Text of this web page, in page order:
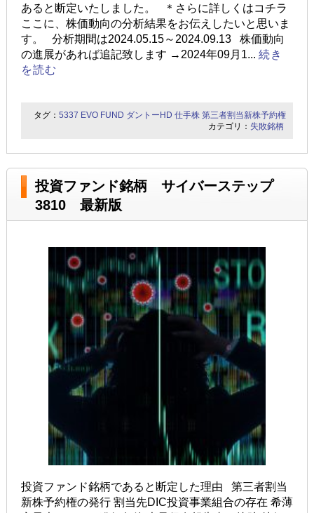
あると断定いたしました。 ＊さらに詳しくはコチラ
ここに、株価動向の分析結果をお伝えしたいと思いま
す。 分析期間は2024.05.15～2024.09.13 株価動向
の進展があれば追記致します →2024年09月1... 続き
を読む
タグ：5337 EVO FUND ダントーHD 仕手株 第三者割当新株予約権
カテゴリ： 失敗銘柄
投資ファンド銘柄 サイバーステップ
3810 最新版
投資ファンド銘柄であると断定した理由 第三者割当
新株予約権の発行 割当先DIC投資事業組合の存在 希薄